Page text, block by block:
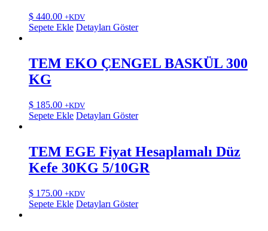
$ 440.00 +KDV
Sepete Ekle Detayları Göster
TEM EKO ÇENGEL BASKÜL 300
KG
$ 185.00 +KDV
Sepete Ekle Detayları Göster
TEM EGE Fiyat Hesaplamalı Düz
Kefe 30KG 5/10GR
$ 175.00 +KDV
Sepete Ekle Detayları Göster